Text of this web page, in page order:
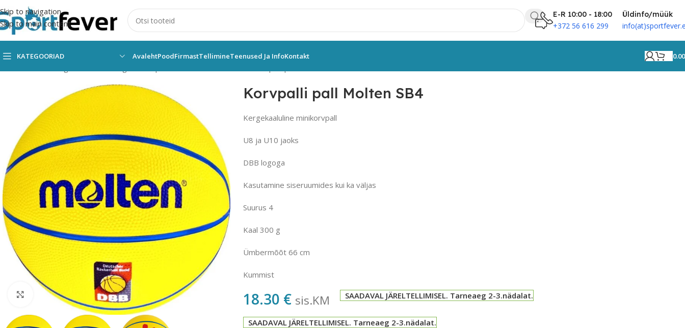
Skip to navigation
Skip to main content
E-R 10:00 - 18:00
+372 56 616 299
Üldinfo/müük
KATEGOORIAD AvalehtPoodFirmastTellimineTeenused Ja InfoKontakt
Suurendamiseks klõpsake
Korvpalli pall Molten SB4
Kergekaaluline minikorvpall
U8 ja U10 jaoks
DBB logoga
Kasutamine siseruumides kui ka väljas
Suurus 4
Kaal 300 g
Ümbermõõt 66 cm
Kummist
18.30 € sis.KM SAADAVAL JÄRELTELLIMISEL. Tarneaeg 2-3.nädalat.
SAADAVAL JÄRELTELLIMISEL. Tarneaeg 2-3.nädalat.